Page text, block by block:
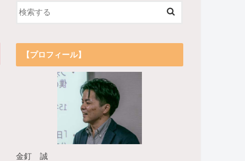
【プロフィール】
金釘 誠